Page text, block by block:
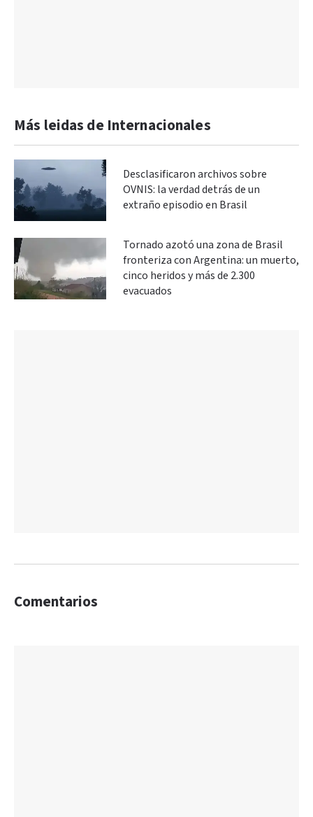
Más leidas de Internacionales
Desclasificaron archivos sobre
OVNIS: la verdad detrás de un
extraño episodio en Brasil
Tornado azotó una zona de Brasil
fronteriza con Argentina: un muerto,
cinco heridos y más de 2.300
evacuados
Comentarios